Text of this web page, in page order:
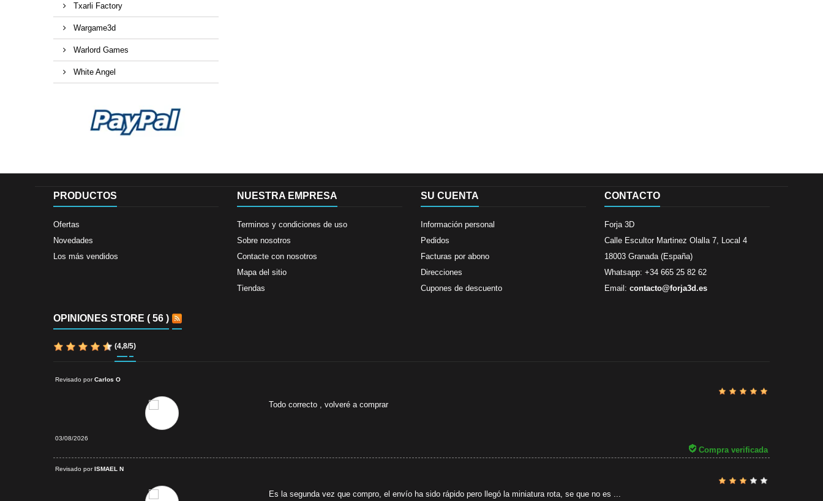
Txarli Factory
Wargame3d
Warlord Games
White Angel
PRODUCTOS
Ofertas
Novedades
Los más vendidos
NUESTRA EMPRESA
Terminos y condiciones de uso
Sobre nosotros
Contacte con nosotros
Mapa del sitio
Tiendas
SU CUENTA
Información personal
Pedidos
Facturas por abono
Direcciones
Cupones de descuento
CONTACTO
Forja 3D
Calle Escultor Martinez Olalla 7, Local 4
18003 Granada (España)
Whatsapp: +34 665 25 82 62
Email: contacto@forja3d.es
OPINIONES STORE ( 56 )
(4,8/5)
Revisado porCarlos O
Todo correcto , volveré a comprar
03/08/2026
Compra verificada
Revisado porISMAEL N
Es la segunda vez que compro, el envío ha sido rápido pero llegó la miniatura rota, se que no es ...